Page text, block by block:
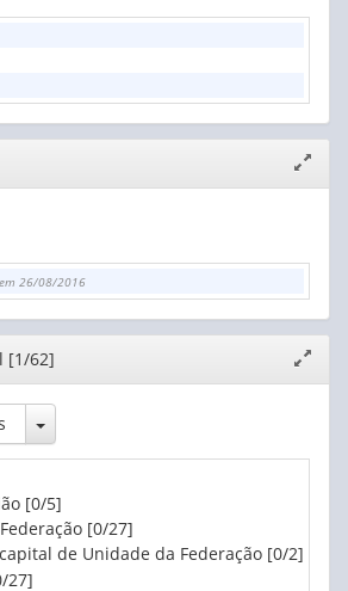
janela
26/08/2016
janela
[1/62]
Toggle Dropdown
[0/5]
[0/27]
de Unidade da Federação [0/2]
27]